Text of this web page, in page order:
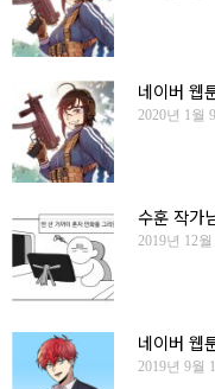
네이버 웹
2020년 1월
수훈 작가
2019년 12월
네이버 웹
2019년 9월